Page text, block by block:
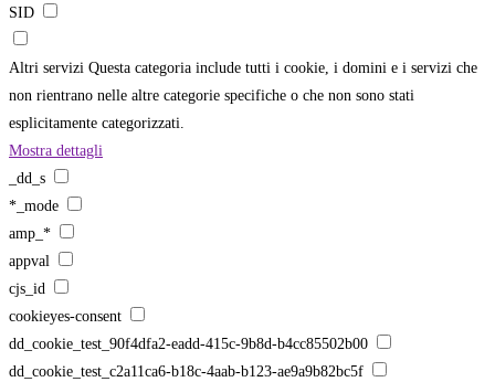
SID
Altri servizi Questa categoria include tutti i cookie, i domini e i servizi che
non rientrano nelle altre categorie specifiche o che non sono stati
esplicitamente categorizzati.
Mostra dettagli
_dd_s
*_mode
amp_*
appval
cjs_id
cookieyes-consent
dd_cookie_test_90f4dfa2-eadd-415c-9b8d-b4cc85502b00
dd_cookie_test_c2a11ca6-b18c-4aab-b123-ae9a9b82bc5f